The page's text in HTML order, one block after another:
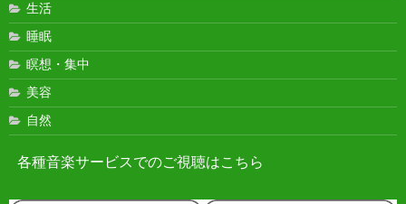
生活
睡眠
瞑想・集中
美容
自然
各種音楽サービスでのご視聴はこちら